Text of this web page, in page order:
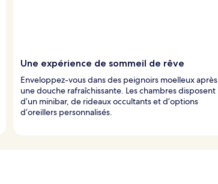
Une expérience de sommeil de rêve
Enveloppez-vous dans des peignoirs moelleux après
une douche rafraîchissante. Les chambres disposent
d’un minibar, de rideaux occultants et d’options
d’oreillers personnalisés.